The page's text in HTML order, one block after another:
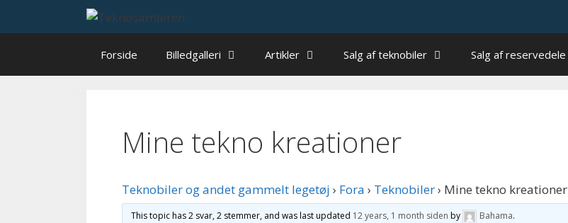
Forside Billedgalleri Artikler Salg af teknobiler Salg af reservedele
Mine tekno kreationer
Teknobiler og andet gammelt legetøj › Fora › Teknobiler› Mine tekno kreationer
This topic has 2 svar, 2 stemmer, and was last updated 12 years, 1 month siden by Bahama.